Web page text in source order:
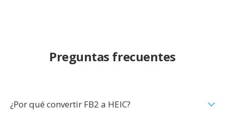
Preguntas frecuentes
¿Por qué convertir FB2 a HEIC?